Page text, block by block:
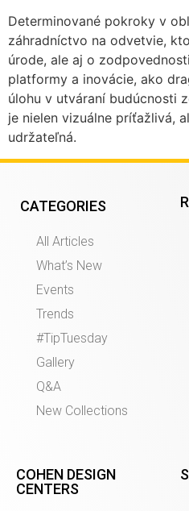
Determinované pokroky v
záhradníctvo na odvetvie,
úrode, ale aj o
platformy a inovácie, ako
úlohu v utváraní budúcnosti
je nielen vizuálne príťažlivá,
udržateľná.
CATEGORIES
All Articles
What’s New
Events
Trends
#TipTuesday
Gallery
Q&A
New Collections
COHEN DESIGN
CENTERS